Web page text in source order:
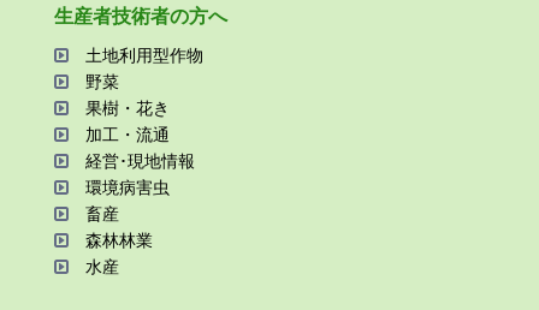
⽣産者技術者の⽅へ
⼟地利⽤型作物
野菜
果樹・花き
加⼯・流通
経営･現地情報
環境病害⾍
畜産
森林林業
⽔産